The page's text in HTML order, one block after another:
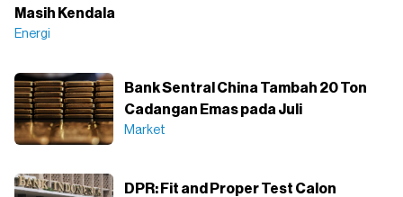
Masih Kendala
Energi
Bank Sentral China Tambah 20 Ton
Cadangan Emas pada Juli
Market
DPR: Fit and Proper Test Calon